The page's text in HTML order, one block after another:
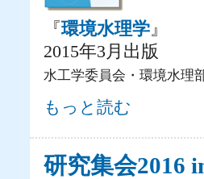
『環境水理学』
2015年3月出版
水工学委員会・環境水理
教科書「環境水理学」 について
もっと読む
研究集会2016